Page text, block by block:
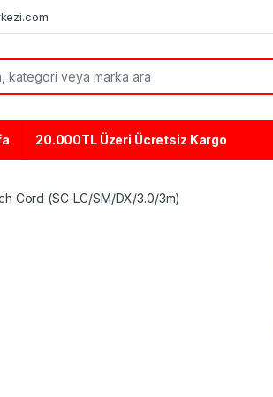
20.000TL Üzeri Ücretsiz Kargo
Cord (SC-LC/SM/DX/3.0/3m)